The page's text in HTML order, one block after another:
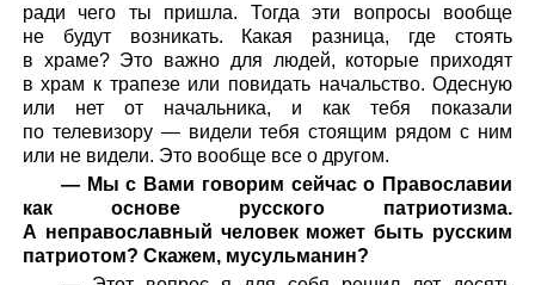
ради чего ты пришла. Тогда эти вопросы вообще
не будут возникать. Какая разница, где стоять
в храме? Это важно для людей, которые приходят
в храм к трапезе или повидать начальство. Одесную
или нет от начальника, и как тебя показали
по телевизору — видели тебя стоящим рядом с ним
или не видели. Это вообще все о другом.
— Мы с Вами говорим сейчас о Православии
как основе русского патриотизма.
А неправославный человек может быть русским
патриотом? Скажем, мусульманин?